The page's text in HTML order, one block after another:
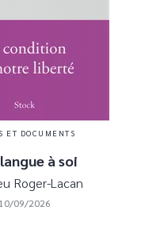
ET DOCUMENTS
à soi
Roger-Lacan
10/09/2026